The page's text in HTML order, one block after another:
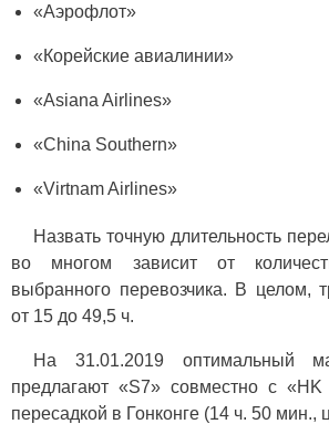
«Аэрофлот»
«Корейские авиалинии»
«Asiana Airlines»
«China Southern»
«Virtnam Airlines»
Назвать точную длительность
во многом зависит от
выбранного перевозчика. В целом,
от 15 до 49,5 ч.
На 31.01.2019 оптимальный
предлагают «S7» совместно с
пересадкой в Гонконге (14 ч. 50 мин.,